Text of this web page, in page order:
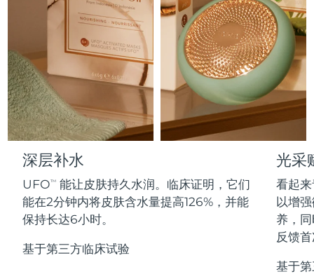
深层补水
UFOTM
能让皮肤持久水润。临床证明，它们
能在2分钟内将皮肤含水量提高126%，并能
保持长达6小时。
基于第三方临床试验
光采
看起
以增
养，
反馈
基于
FAQ™产品
All anti-aging treatments
FAQ™产品
All LED treatments
FAQ™ products
All toning treatments
PEACH™ 2
IPL hair removal
PEACH™ 2 go
Travel-friendly IPL hair removal
PEACH™ Cooling Prep Gel
Cooling IPL hair removal gel
LUNA™ 4 body
Massaging body brush
SUPERCHARGED™ serum
Firming body serum
ESPADA™ 2 plus
Recurring acne LED therapy
ESPADA™ 2
Acne treatment device
ESPADA™ Blemish Solution
Concentrated acne gel
ESPADA™ 设备
眼部护理
BEAR™ 2 eyes & lips
Microcurrent line smoothing device
IRIS™ 2
Rejuvenating eye massager
眼部护肤
Advanced eye care treatment
眼部护理设备
毛孔护理
KIWI™ derma
KIWI™
Blackhead remover
LUNA™ 4 hair
2-in-1 LED scalp massager
FLIP™ play advanced
LED light hairbrush
牙齿美白
NEW
issa™ Teeth Whitening Set
Dual LED + sonic device & 18% PAP gel
更多的
预计送达日期8/13/26
希腊 预计送达日期8/9/26
中国香港特别行政区 预计送达日期8/10/26
匈牙利 预计送达日期8/9/26
冰岛 8/10/26
印度尼西亚 预计送达日期 8/7/26
爱尔兰 8/9/26
马恩岛